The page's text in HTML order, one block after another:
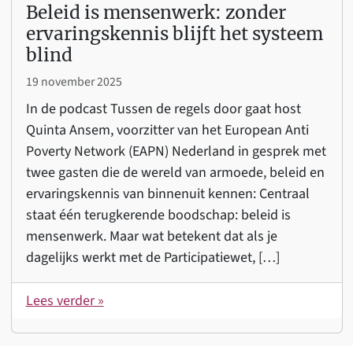
Beleid is mensenwerk: zonder
ervaringskennis blijft het systeem
blind
19 november 2025
In de podcast Tussen de regels door gaat host
Quinta Ansem, voorzitter van het European Anti
Poverty Network (EAPN) Nederland in gesprek met
twee gasten die de wereld van armoede, beleid en
ervaringskennis van binnenuit kennen: Centraal
staat één terugkerende boodschap: beleid is
mensenwerk. Maar wat betekent dat als je
dagelijks werkt met de Participatiewet, […]
Lees verder »